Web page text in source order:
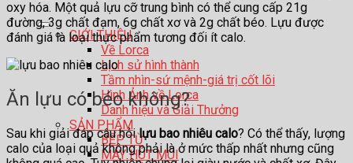
GIỚI THIỆU
Về Lorca
Lịch sử hình thành
Tầm nhìn-sứ mệnh-giá trị cốt lõi
Hình Ảnh về Lorca
Danh hiệu và Giải Thưởng
SẢN PHẨM
BẾP TỪ
MÁY HÚT MÙI
oxy hóa. Một quả lựu cỡ trung bình có thể cung cấp 21g
đường, 3g chất đạm, 6g chất xơ và 2g chất béo. Lựu được
đánh giá là loại thực phẩm tương đối ít calo.
Ăn lựu có béo không?
Sau khi giải đáp câu hỏilựu bao nhiêu calo? Có thể thấy, lượng
calo của loại quả không phải là ở mức thấp nhất nhưng cũng